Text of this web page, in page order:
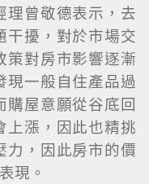
理曾敬德表示，去
干擾，對於市場交
策對房市影響逐漸
現一般自住產品過
購屋意願從谷底回
上漲，因此也精挑
力，因此房市的價
現。